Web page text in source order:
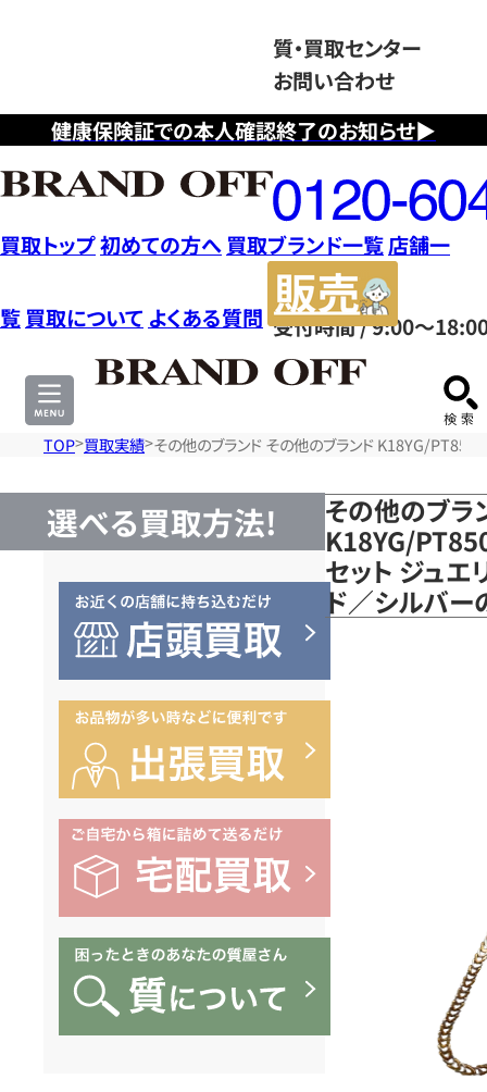
健康保険証での本人確認終了のお知らせ▶
質・買取センター
お問い合わせ
フ
リ
ー
ダ
イ
ヤ
ル
0120604117
受付時間 / 9:00～
買取トップ初めての方へ 買取ブランド一覧店舗一
覧 買取について よくある質問
サ
TOP 買取実績 その他のブランド その他のブランド K18YG/
選べる買取方法!
その他のブラ
K18YG/
セット ジュ
ド／シルバ